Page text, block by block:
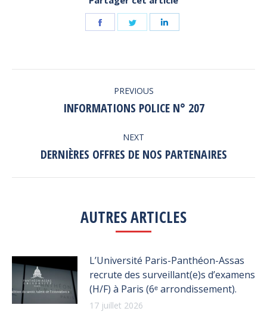
Share
Share
NAVIGATION PREVIOUS
Previous
INFORMATIONS POLICE N° 207
NEXT
Next
DERNIÈRES OFFRES DE NOS PARTENAIRES
AUTRES ARTICLES
L’Université Paris-Panthéon-Assas
recrute des surveillant(e)s d’examens
(H/F) à Paris (6ᵉ arrondissement).
17 juillet 2026